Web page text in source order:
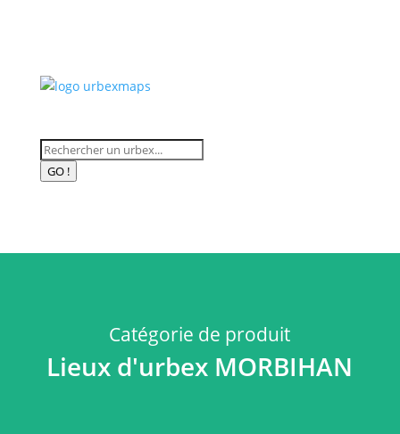
Recherche
deGO !
Catégorie de produit
Lieux d'urbex MORBIHAN